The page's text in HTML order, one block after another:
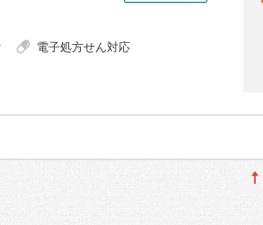
電子処方せん対応